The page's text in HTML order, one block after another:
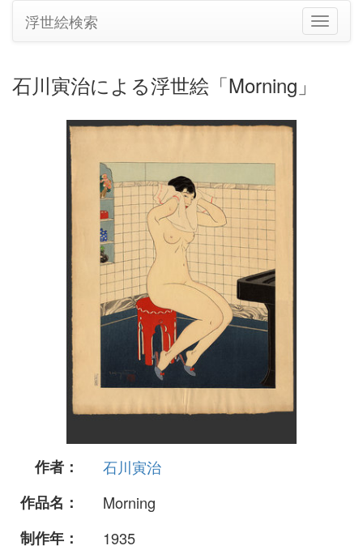
ナ
ビ
浮世絵検索
石川寅治による浮世絵「Morning」
作者：
石川寅治
作品名：
Morning
制作年：
1935